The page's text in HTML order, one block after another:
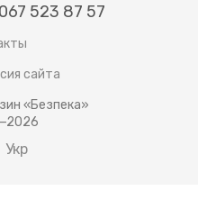
067 523 87 57
сайта
«Безпека»
Укр